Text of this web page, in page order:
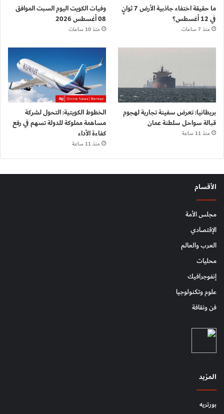
ما حقيقة اختفاء جاذبية الأرض 7 ثوانٍ
في 12 أغسطس؟
منذ 7 ساعات
وفيات الكويت اليوم السبت الموافق
08 أغسطس 2026
منذ 10 ساعات
بريطانيا: تعرض سفينة تجارية لهجوم
قبالة سواحل سلطنة عمان
منذ 11 ساعة
الخطوط الكويتية: التحول لشركة
مساهمة مملوكة للدولة تسهم في رفع
كفاءة الأداء
منذ 11 ساعة
الأقسام
مجلس الأمة
الإقتصادي
العرب والعالم
محليات
إنفوجرافيك
علوم وتكنولوجيا
فن وثقافة
المزيد
بورتريه